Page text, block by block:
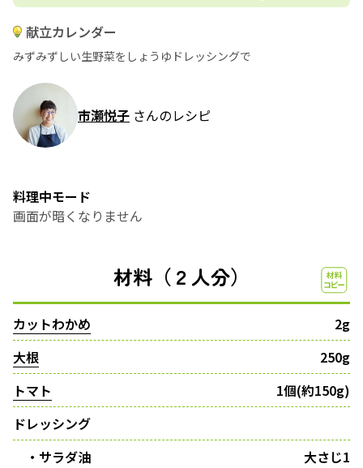
献立カレンダー
みずみずしい生野菜をしょうゆドレッシングで
市瀬悦子 さんのレシピ
料理中モード
画面が暗くなりません
材料（２人分）
カットわかめ
2g
大根
250g
トマト
1個(約150g)
ドレッシング
・サラダ油
大さじ1